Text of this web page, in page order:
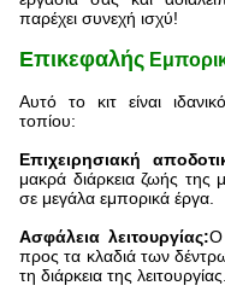
παρέχει συνεχή ισχύ!
Επικεφαλής
Αυτό το κιτ είναι
τοπίου:
Επιχειρησιακή
μακρά διάρκεια ζωής της
σε μεγάλα εμπορικά έργα.
Ασφάλεια λειτουργίας:Ο
προς τα κλαδιά των
τη διάρκεια της λειτουργίας.